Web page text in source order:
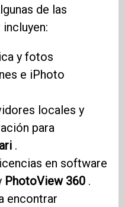
de las
y fotos
e iPhoto
locales y
para
.
en software
PhotoView 360 .
encontrar